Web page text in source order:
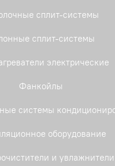
сплит-системы
сплит-системы
электрические
Фанкойлы
системы
оборудование
и увлажнители